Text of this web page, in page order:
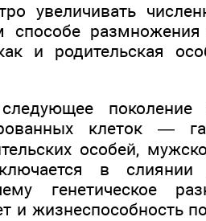
увеличивать
способе
и родительская
поколение
клеток —
особей,
в слиянии
генетическое
и жизнеспособность